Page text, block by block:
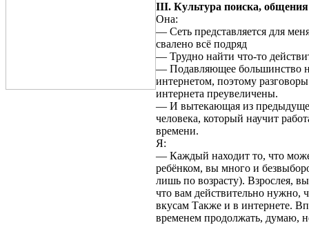
III. Культура поиска, общения
Она:
— Сеть представляется для
свалено всё подряд
— Трудно найти что-то
— Подавляющее большинство
интернетом, поэтому
интернета преувеличены.
— И вытекающая из
человека, который научит
времени.
Я:
— Каждый находит то, что
ребёнком, вы много и
лишь по возрасту). Взрослея,
что вам действительно нужно,
вкусам Также и в интернете.
временем продолжать, думаю,